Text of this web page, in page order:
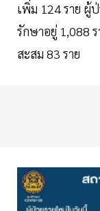
เพิ่ม 124 ราย ผู้
รักษาอยู่ 1,088
สะสม 83 ราย